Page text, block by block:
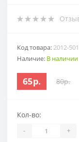
Код товара:2012-
Наличие: В наличии
65р. 80р.
Кол-во:
- +